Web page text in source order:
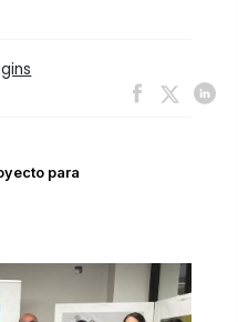
para